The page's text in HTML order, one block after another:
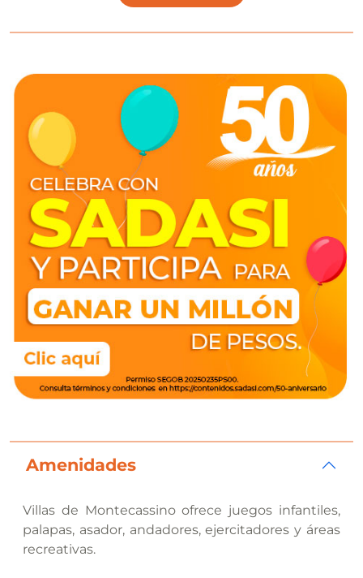
Amenidades
Villas de Montecassino ofrece juegos infantiles,
palapas, asador, andadores, ejercitadores y áreas
recreativas.